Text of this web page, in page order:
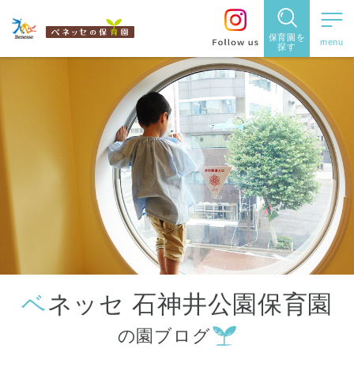
保育園を
探す
保育園を探す
住所・駅
名から探
す
都道府県
から探す
ベネッセ 石神井公園保育園
の園ブログ